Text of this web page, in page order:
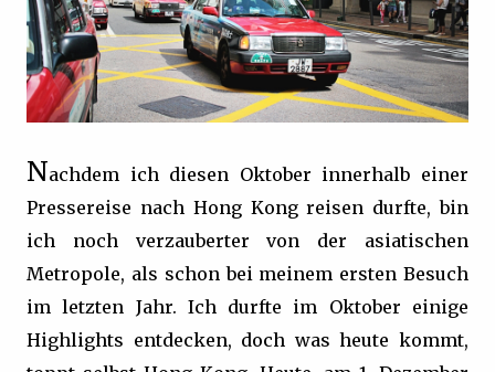
Nachdem ich diesen Oktober innerhalb einer
Pressereise nach Hong Kong reisen durfte, bin
ich noch verzauberter von der asiatischen
Metropole, als schon bei meinem ersten Besuch
im letzten Jahr. Ich durfte im Oktober einige
Highlights entdecken, doch was heute kommt,